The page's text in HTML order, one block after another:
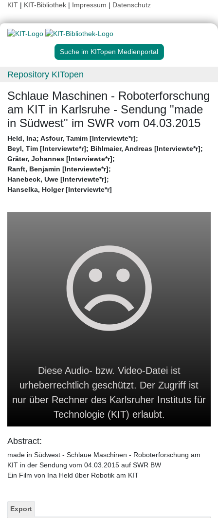
KIT | KIT-Bibliothek | Impressum | Datenschutz
Suche im KITopen Medienportal
Repository KITopen
Schlaue Maschinen - Roboterforschung
am KIT in Karlsruhe - Sendung "made
in Südwest" im SWR vom 04.03.2015
Held, Ina; Asfour, Tamim [Interviewte*r];
Beyl, Tim [Interviewte*r]; Bihlmaier, Andreas [Interviewte*r];
Gräter, Johannes [Interviewte*r];
Ranft, Benjamin [Interviewte*r];
Hanebeck, Uwe [Interviewte*r];
Hanselka, Holger [Interviewte*r]
Diese Audio- bzw. Video-Datei ist
urheberrechtlich geschützt. Der Zugriff ist
nur über Rechner des Karlsruher Instituts für
Technologie (KIT) erlaubt.
Abstract:
made in Südwest - Schlaue Maschinen - Roboterforschung am
KIT in der Sendung vom 04.03.2015 auf SWR BW
Ein Film von Ina Held über Robotik am KIT
Export